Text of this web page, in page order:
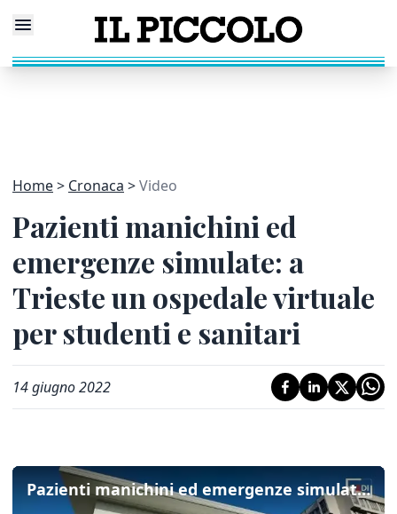
Home Cronaca Video
Pazienti manichini ed
emergenze simulate: a
Trieste un ospedale virtuale
per studenti e sanitari
14 giugno 2022
Pazienti manichini ed emergenze simulate: a Trieste un ospedale virtuale per studenti e sanitari